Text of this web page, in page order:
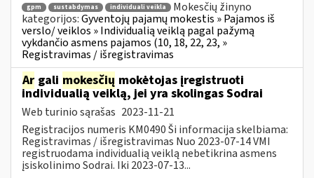
gpm sustabdymas individuali veikla
Mokesčių žinyno
kategorijos:Gyventojų pajamų mokestis » Pajamos iš
verslo/ veiklos » Individualią veiklą pagal pažymą
vykdančio asmens pajamos (10, 18, 22, 23, »
Registravimas / išregistravimas
Ar gali mokesčių mokėtojas įregistruoti
individualią veiklą, jei yra skolingas Sodrai
Web turinio sąrašas 2023-11-21
Registracijos numeris KM0490 Ši informacija skelbiama:
Registravimas / išregistravimas Nuo 2023-07-14 VMI
registruodama individualią veiklą nebetikrina asmens
įsiskolinimo Sodrai. Iki 2023-07-13...